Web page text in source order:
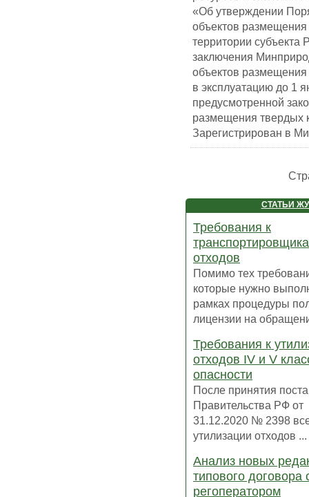
«Об утверждении
объектов
территории субъекта
заключения
объектов
в эксплуатацию до 1
предусмотренной
размещения твердых
Зарегистрирован в
СТАТЬИ
Требования к
отходов
Помимо тех
которые нужно
рамках процедуры
лицензии на
Требования к
отходов IV и V
опасности
После принятия
Правительства РФ от
31.12.2020 № 2398
утилизации отходов ...
Анализ новых
типового договора
регоператором